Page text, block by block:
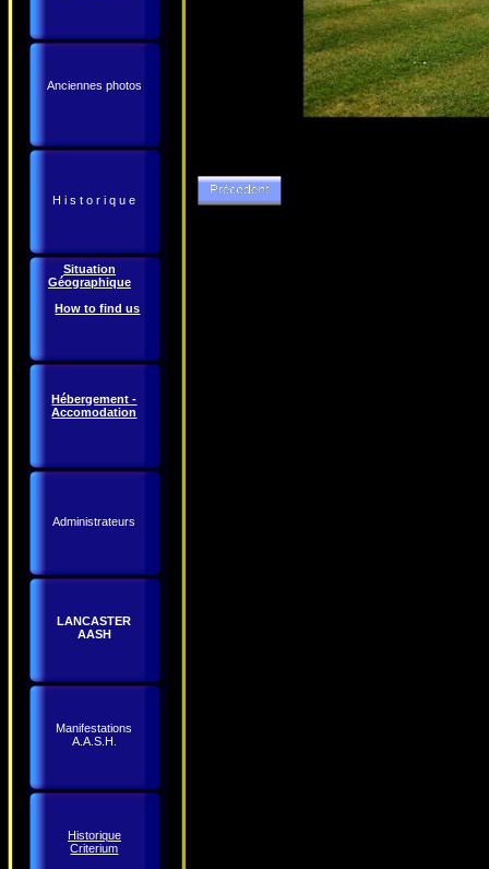
Anciennes photos
H i s t o r i q u e
Situation
Géographique
How to find us
Hébergement -
Accomodation
Administrateurs
LANCASTER
AASH
Manifestations
A.A.S.H.
Historique
Criterium